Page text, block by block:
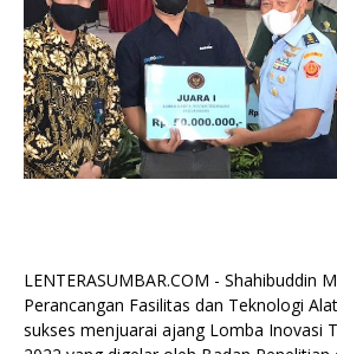
LENTERASUMBAR.COM - Shahibuddin
Perancangan Fasilitas dan Teknologi
sukses menjuarai ajang Lomba Inovasi